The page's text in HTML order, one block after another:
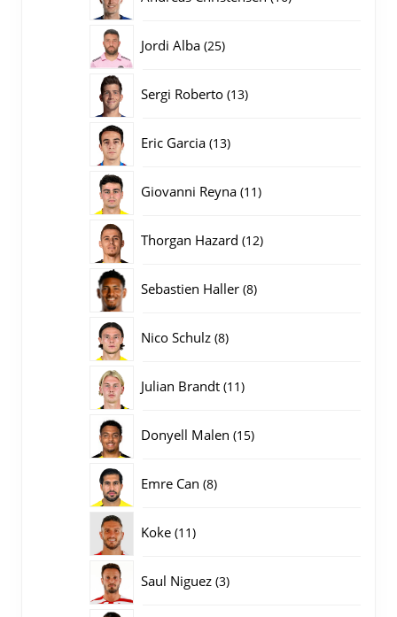
Jordi Alba 2525
Sergi Roberto 1313
Eric Garcia 1313
Giovanni Reyna 1111
Thorgan Hazard 1212
Sebastien Haller 88
Nico Schulz 88
Julian Brandt 1111
Donyell Malen 1515
Emre Can 88
Koke 1111
Saul Niguez 33